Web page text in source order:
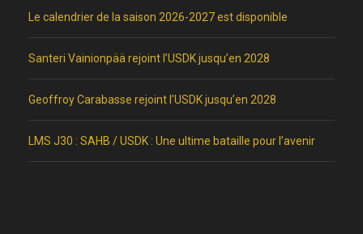
Le calendrier de la saison 2026-2027 est disponible
Santeri Vainionpää rejoint l’USDK jusqu’en 2028
Geoffroy Carabasse rejoint l’USDK jusqu’en 2028
LMS J30 : SAHB / USDK : Une ultime bataille pour l’avenir